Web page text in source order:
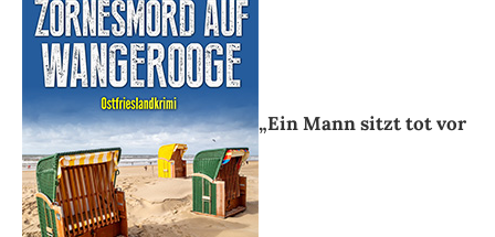
„Ein Mann sitzt tot vor